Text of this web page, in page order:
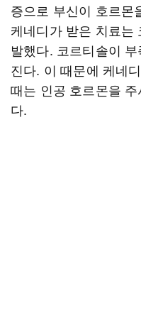
증으로 부신이 호르몬
케네디가 받은 치료는
발했다. 코르티솔이
진다. 이 때문에 케네
때는 인공 호르몬을
다.